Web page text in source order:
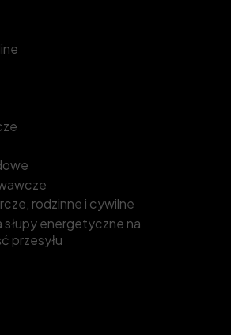
rodzinne i cywilne
energetyczne na
przesyłu